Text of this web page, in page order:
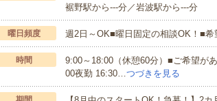
裾野駅から---分／岩波駅から---分
曜日頻度 週2日～OK■曜日固定の相談OK！■希
時間
9:00～18:00（休憩60分）■ご希望が
00夜勤 16:30… つづきを見る